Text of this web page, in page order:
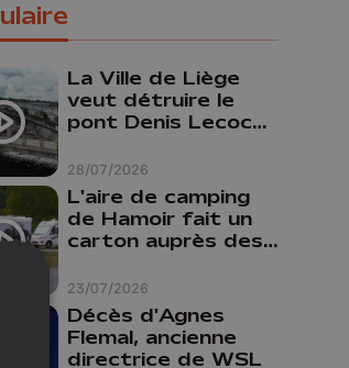
Whatsapp
28/07/2026
La Ville de Liège
veut détruire le
pont Denis Lecocq
budget pour le
faire
23/07/2026
L'aire de camping
de Hamoir fait un
carton auprès des
Décès d'Agnes
Flemal, ancienne
directrice de WSL